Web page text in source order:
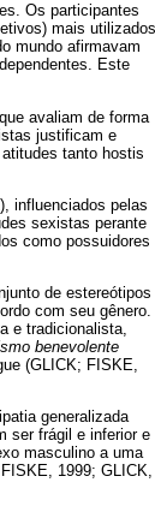
Os participantes
mais utilizados
mundo afirmavam
Este
avaliam de forma
justificam e
tanto hostis
influenciados pelas
sexistas perante
como possuidores
de estereótipos
com seu gênero.
e tradicionalista,
benevolente
(GLICK; FISKE,
generalizada
ser frágil e inferior e
masculino a uma
1999; GLICK,